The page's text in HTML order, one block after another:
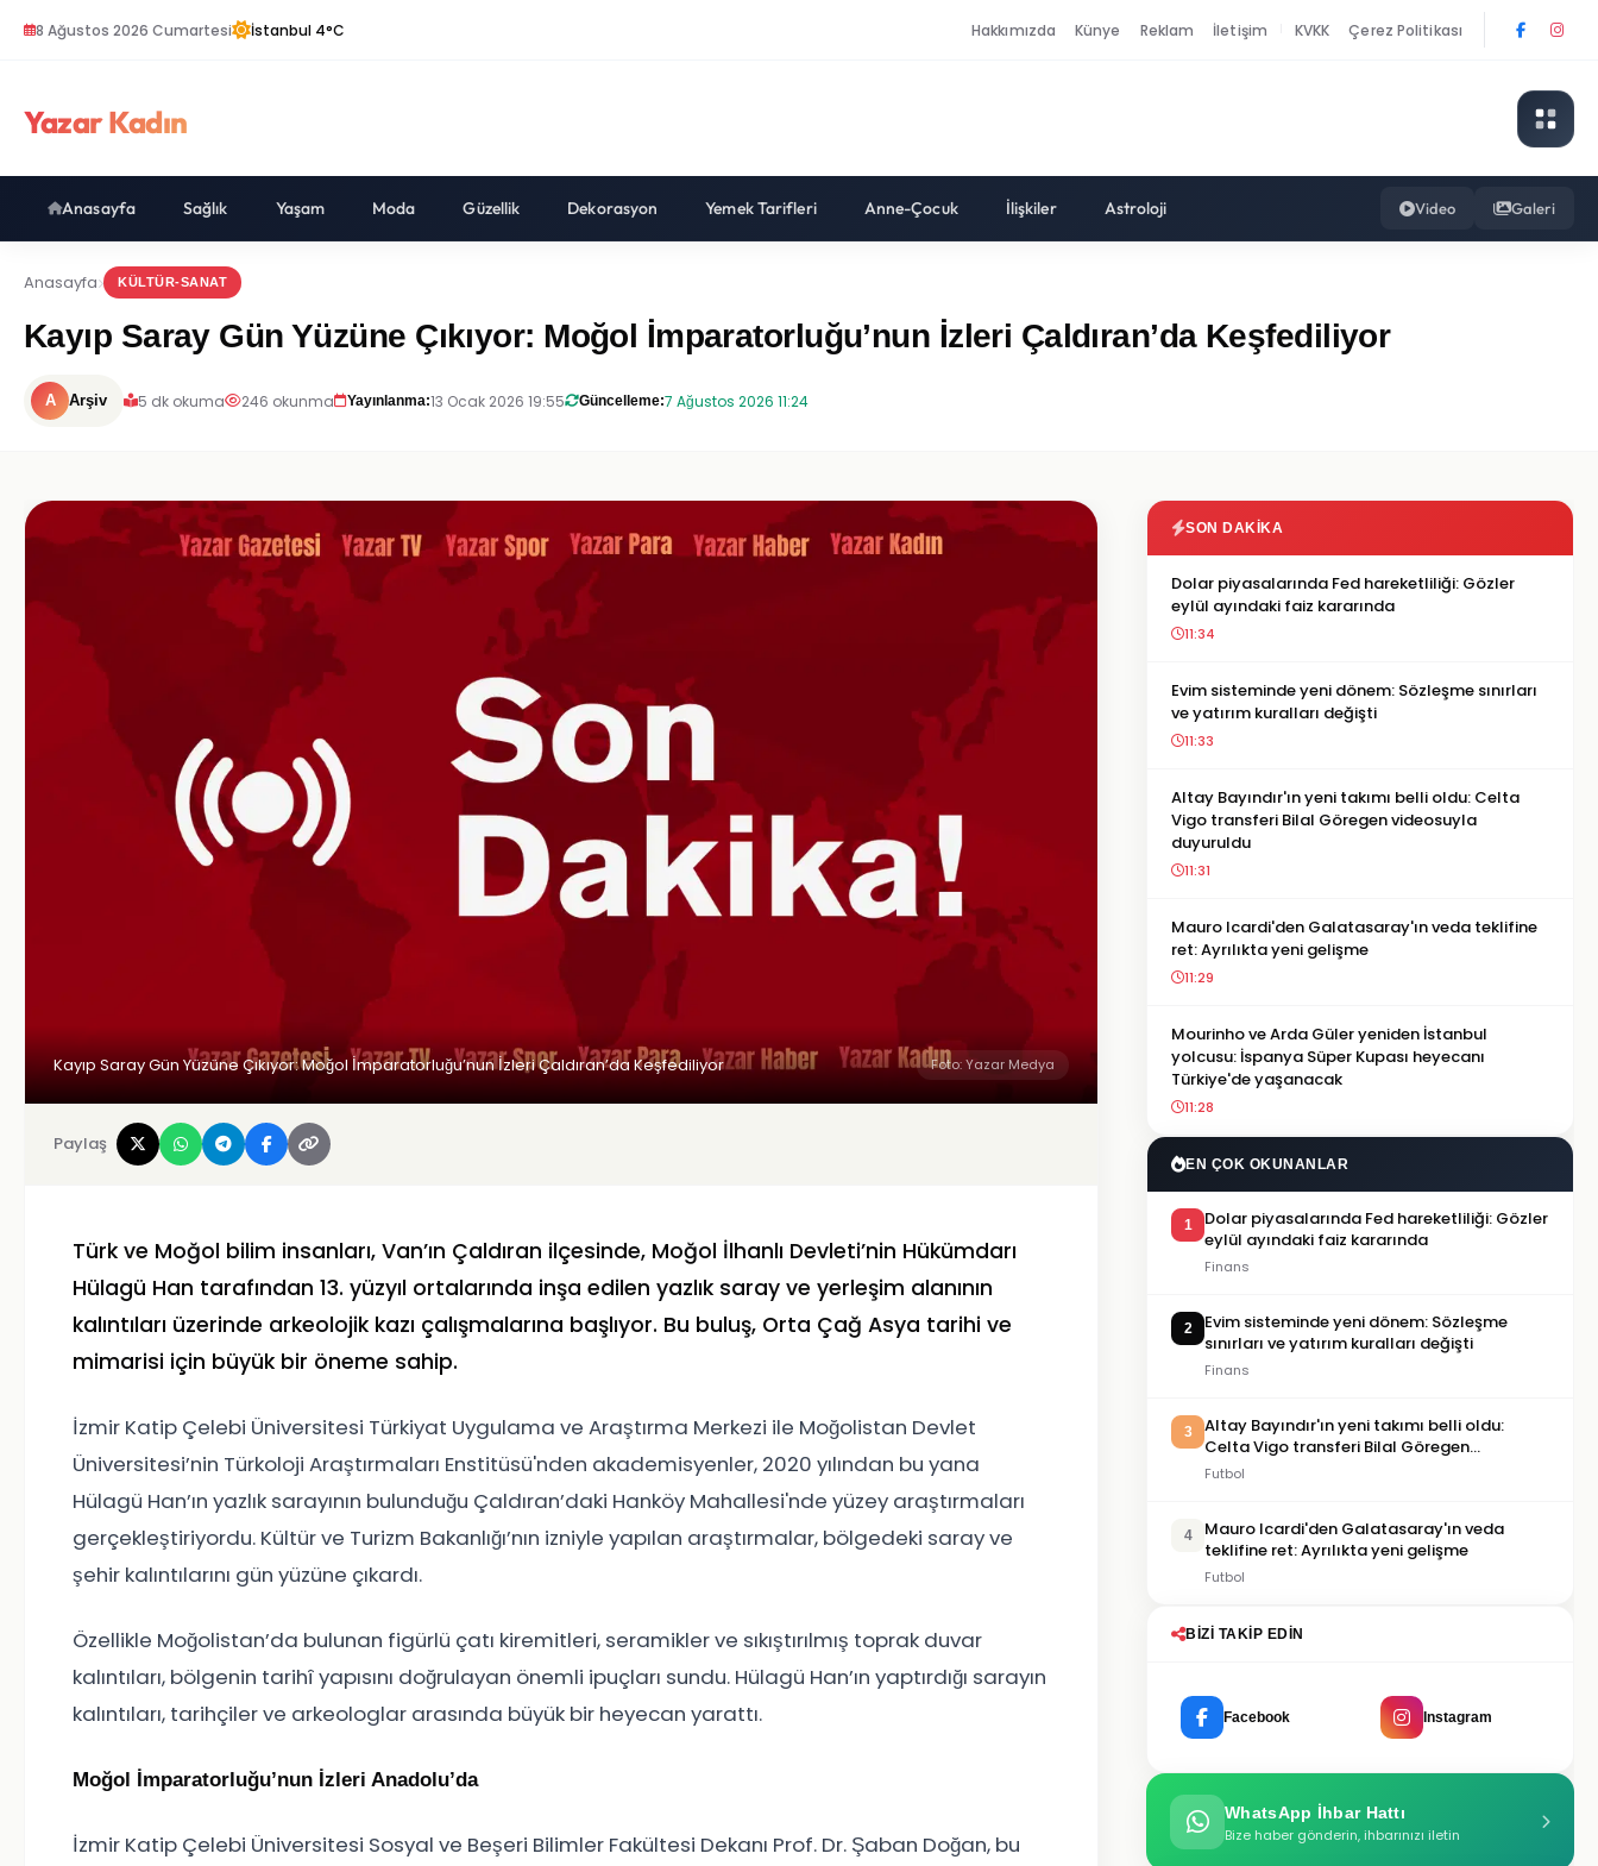
8 Ağustos 2026 Cumartesi İstanbul 4°C Hakkımızda Künye Reklam İletişim KVKK Çerez Politikası
Yazar Kadın
Anasayfa Sağlık Yaşam Moda Güzellik Dekorasyon Yemek Tarifleri Anne-Çocuk İlişkiler Astroloji Video Galeri
Anasayfa KÜLTÜR-SANAT
Kayıp Saray Gün Yüzüne Çıkıyor: Moğol İmparatorluğu’nun İzleri Çaldıran’da Keşfediliyor
A Arşiv 5 dk okuma 246 okunma Yayınlanma:13 Ocak 2026 19:55 Güncelleme:7 Ağustos 2026 11:24
Kayıp Saray Gün Yüzüne Çıkıyor: Moğol İmparatorluğu’nun İzleri Çaldıran’da Keşfediliyor Foto: Yazar Medya
Paylaş
Türk ve Moğol bilim insanları, Van’ın Çaldıran ilçesinde, Moğol İlhanlı Devleti’nin Hükümdarı
Hülagü Han tarafından 13. yüzyıl ortalarında inşa edilen yazlık saray ve yerleşim alanının
kalıntıları üzerinde arkeolojik kazı çalışmalarına başlıyor. Bu buluş, Orta Çağ Asya tarihi ve
mimarisi için büyük bir öneme sahip.
İzmir Katip Çelebi Üniversitesi Türkiyat Uygulama ve Araştırma Merkezi ile Moğolistan Devlet
Üniversitesi’nin Türkoloji Araştırmaları Enstitüsü'nden akademisyenler, 2020 yılından bu yana
Hülagü Han’ın yazlık sarayının bulunduğu Çaldıran’daki Hanköy Mahallesi'nde yüzey araştırmaları
gerçekleştiriyordu. Kültür ve Turizm Bakanlığı’nın izniyle yapılan araştırmalar, bölgedeki saray ve
şehir kalıntılarını gün yüzüne çıkardı.
Özellikle Moğolistan’da bulunan figürlü çatı kiremitleri, seramikler ve sıkıştırılmış toprak duvar
kalıntıları, bölgenin tarihî yapısını doğrulayan önemli ipuçları sundu. Hülagü Han’ın yaptırdığı sarayın
kalıntıları, tarihçiler ve arkeologlar arasında büyük bir heyecan yarattı.
Moğol İmparatorluğu’nun İzleri Anadolu’da
İzmir Katip Çelebi Üniversitesi Sosyal ve Beşeri Bilimler Fakültesi Dekanı Prof. Dr. Şaban Doğan, bu
SON DAKIKA
Dolar piyasalarında Fed hareketliliği: Gözler
eylül ayındaki faiz kararında
11:34
Evim sisteminde yeni dönem: Sözleşme sınırları
ve yatırım kuralları değişti
11:33
Altay Bayındır'ın yeni takımı belli oldu: Celta
Vigo transferi Bilal Göregen videosuyla
duyuruldu
11:31
Mauro Icardi'den Galatasaray'ın veda teklifine
ret: Ayrılıkta yeni gelişme
11:29
Mourinho ve Arda Güler yeniden İstanbul
yolcusu: İspanya Süper Kupası heyecanı
Türkiye'de yaşanacak
11:28
EN ÇOK OKUNANLAR
1
Dolar piyasalarında Fed hareketliliği: Gözler
eylül ayındaki faiz kararında
Finans
2
Evim sisteminde yeni dönem: Sözleşme
sınırları ve yatırım kuralları değişti
Finans
3
Altay Bayındır'ın yeni takımı belli oldu:
Celta Vigo transferi Bilal Göregen
videosuyla duyuruldu
Futbol
4
Mauro Icardi'den Galatasaray'ın veda
teklifine ret: Ayrılıkta yeni gelişme
Futbol
BIZI TAKIP EDIN
Facebook Instagram
WhatsApp İhbar Hattı
Bize haber gönderin, ihbarınızı iletin